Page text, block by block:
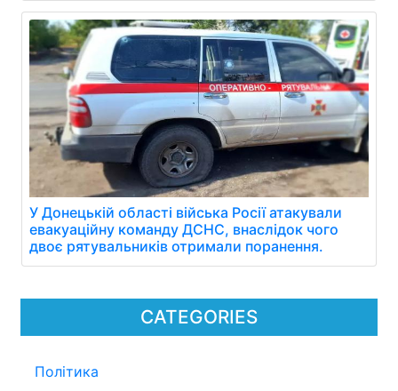
CATEGORIES
Політика
У Донецькій області війська Росії атакували
евакуаційну команду ДСНС, внаслідок чого
двоє рятувальників отримали поранення.